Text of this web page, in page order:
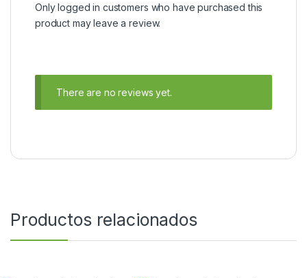
Only logged in customers who have purchased this
product may leave a review.
There are no reviews yet.
Productos relacionados